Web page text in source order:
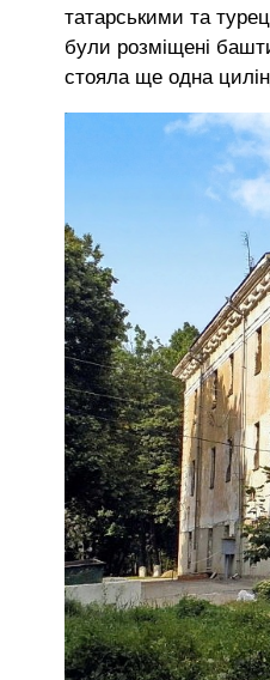
татарськими та
були розміщені
стояла ще одна